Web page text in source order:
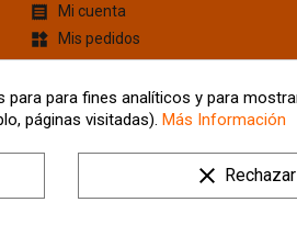
 Mi cuenta
widgets Mis pedidos
Cupones de descuento
account_box Información personal
location_on Mis Direcciones
Tus ajustes de cookies
para fines analíticos y para
páginas visitadas). Más Información
clear Rechazar